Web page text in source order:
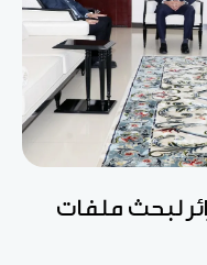
لبحث ملفات